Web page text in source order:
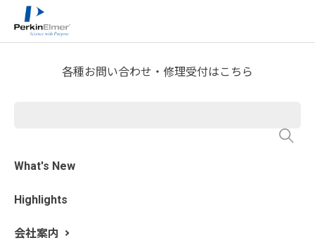
各種お問い合わせ・修理受付はこちら
What's New
Highlights
会社案内
ホーム
DA 7350 In-line 近赤外分析